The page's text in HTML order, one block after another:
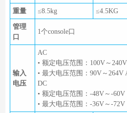
重量 ≤8.5kg ≤4.5KG
管理
口
1个console口
输入
电压
AC
• 额定电压范围：100V～
• 最大电压范围：90V～264V
DC
• 额定电压范围：-48V～-60V
• 最大电压范围：-36V～-72V